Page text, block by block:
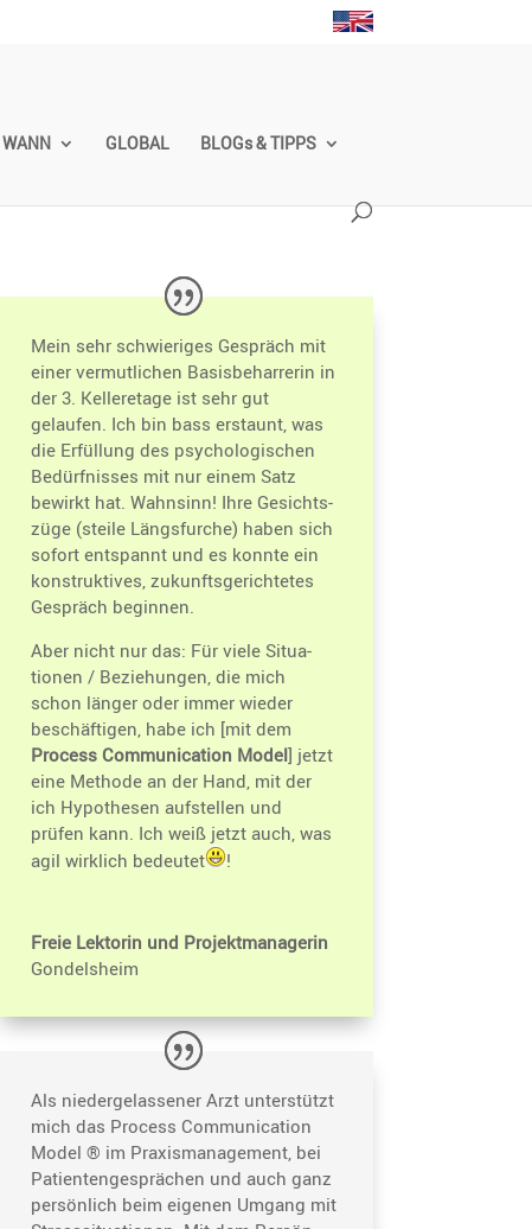
WANN GLOBAL BLOGs & TIPPS
Mein sehr schwie­riges Gespräch mit
einer vermut­li­chen Basis­be­har­rerin in
der 3. Keller­etage ist sehr gut
gelaufen. Ich bin bass erstaunt, was
die Erfül­lung des psycho­lo­gi­schen
Bedürf­nisses mit nur einem Satz
bewirkt hat. Wahnsinn! Ihre Gesichts­
züge (steile Längs­furche) haben sich
sofort entspannt und es konnte ein
konstruk­tives, zukunfts­ge­rich­tetes
Gespräch beginnen.
Aber nicht nur das: Für viele Situa­
tionen / Bezie­hungen, die mich
schon länger oder immer wieder
beschäf­tigen, habe ich [mit dem
Process Commu­ni­ca­tion Model] jetzt
eine Methode an der Hand, mit der
ich Hypothesen aufstellen und
prüfen kann. Ich weiß jetzt auch, was
agil wirklich bedeutet
!
Freie Lektorin und Projektmanagerin
Gondels­heim
Als nieder­ge­las­sener Arzt unter­stützt
mich das Process Commu­ni­ca­tion
Model ® im Praxis­ma­nage­ment, bei
Patien­ten­ge­sprä­chen und auch ganz
persön­lich beim eigenen Umgang mit